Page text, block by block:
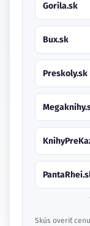
Gorila.sk
Bux.sk
Preskoly.sk
Skús overiť